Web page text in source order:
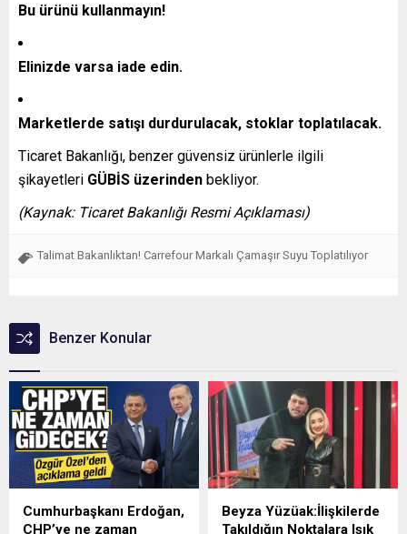
Bu ürünü kullanmayın!
Elinizde varsa iade edin.
Marketlerde satışı durdurulacak, stoklar toplatılacak.
Ticaret Bakanlığı, benzer güvensiz ürünlerle ilgili
şikayetleri GÜBİS üzerinden bekliyor.
(Kaynak: Ticaret Bakanlığı Resmi Açıklaması)
Talimat Bakanlıktan! Carrefour Markalı Çamaşır Suyu Toplatılıyor
Benzer Konular
Cumhurbaşkanı Erdoğan,
CHP’ye ne zaman
Beyza Yüzüak:İlişkilerde
Takıldığın Noktalara Işık